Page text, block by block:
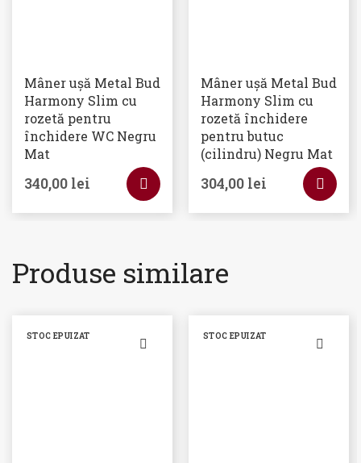
Mâner ușă Metal Bud
Harmony Slim cu
rozetă pentru
închidere WC Negru
Mat
340,00 lei
Mâner ușă Metal Bud
Harmony Slim cu
rozetă închidere
pentru butuc
(cilindru) Negru Mat
304,00 lei
Produse similare
STOC EPUIZAT STOC EPUIZAT